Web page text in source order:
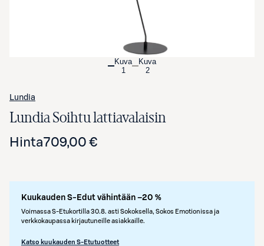
Kuva
1
Kuva
2
Lundia
Lundia Soihtu lattiavalaisin
Hinta709,00 €
Kuukauden S-Edut vähintään –20 %
Voimassa S-Etukortilla 30.8. asti Sokoksella, Sokos Emotionissa ja
verkkokaupassa kirjautuneille asiakkaille.
Katso kuukauden S-Etutuotteet